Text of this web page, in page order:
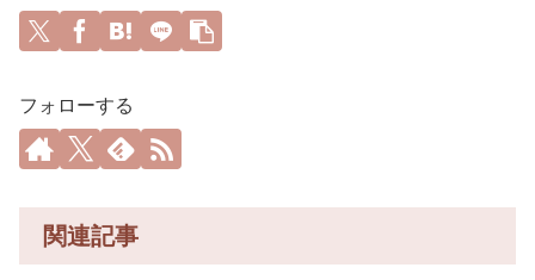
フォローする
関連記事